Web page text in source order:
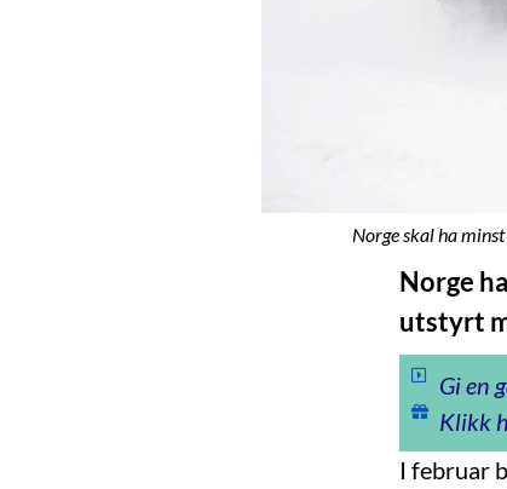
Norge skal ha
Norge
utstyrt
Gi en
Klikk
I februar